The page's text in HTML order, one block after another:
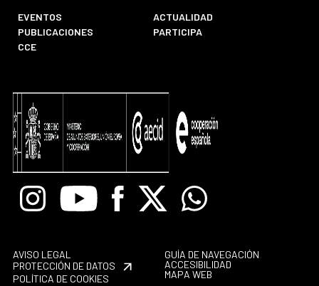
EVENTOS
ACTUALIDAD
PUBLICACIONES
PARTICIPA
CCE
InstagramYoutube Facebook
X Whatsapp
AVISO LEGAL
PROTECCIÓN DE DATOS
POLÍTICA DE COOKIES
GUÍA DE NAVEGACIÓN
ACCESIBILIDAD
MAPA WEB